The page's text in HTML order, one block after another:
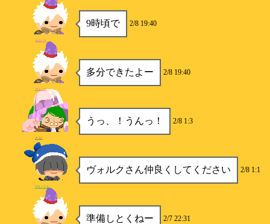
9時頃で 2/8 19:40
カレー
多分できたよー 2/8 19:40
カレー
うっ、！うんっ！ 2/8 1:3
とり
ヴォルクさん仲良くしてください 2/8 1:1
だいこん
準備しとくねー 2/7 22:31